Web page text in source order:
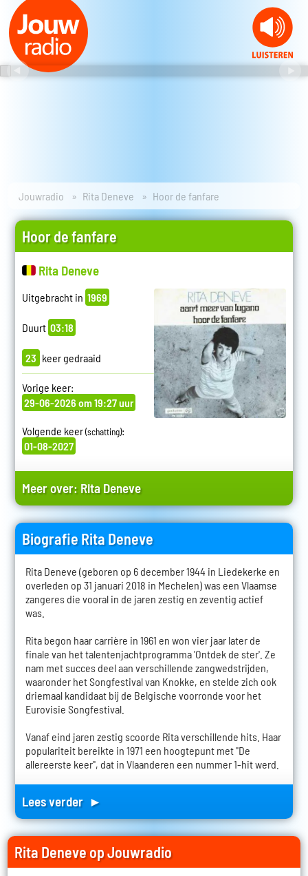
Jouwradio Rita Deneve Hoor de fanfare
Hoor de fanfare
Rita Deneve
Uitgebracht in 1969
Duurt 03:18
23 keer gedraaid
Vorige keer:
29-06-2026 om 19:27 uur
Volgende keer(schatting):
01-08-2027
Meer over: Rita Deneve
Biografie Rita Deneve
Rita Deneve (geboren op 6 december 1944 in Liedekerke en
overleden op 31 januari 2018 in Mechelen) was een Vlaamse
zangeres die vooral in de jaren zestig en zeventig actief
was.
Rita begon haar carrière in 1961 en won vier jaar later de
finale van het talentenjachtprogramma 'Ontdek de ster'. Ze
nam met succes deel aan verschillende zangwedstrijden,
waaronder het Songfestival van Knokke, en stelde zich ook
driemaal kandidaat bij de Belgische voorronde voor het
Eurovisie Songfestival.
Vanaf eind jaren zestig scoorde Rita verschillende hits. Haar
populariteit bereikte in 1971 een hoogtepunt met "De
allereerste keer", dat in Vlaanderen een nummer 1-hit werd.
Lees verder ►
Rita Deneve op Jouwradio